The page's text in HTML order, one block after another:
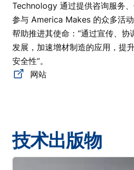
Technology 通过提供咨询服务
参与 America Makes 的众多活
帮助推进其使命：“通过宣传、协
发展，加速增材制造的应用，提
安全性”。
网站
技术出版物